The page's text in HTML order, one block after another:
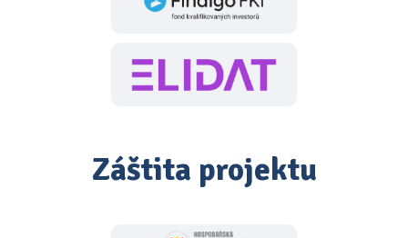
Záštita projektu